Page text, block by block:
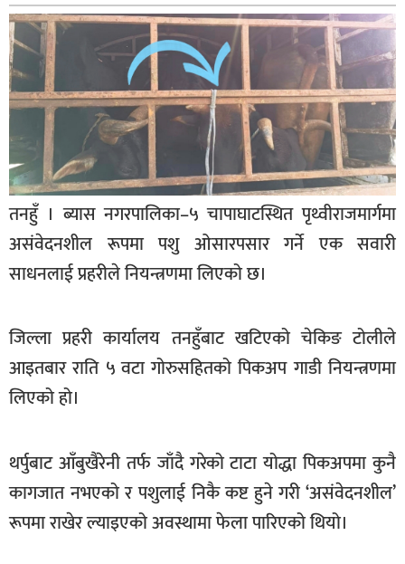
भिडियो
बिशेष
भिडियो
पत्रपत्रिका
खेलकुद
बिश्व
अचम्म
दुनिया
कुराकानी
जीवनशैली
सूचना-
प्रवधि
तनहुँ । ब्यास नगरपालिका–५ चापाघाटस्थित पृथ्वीराजमार्गमा
असंवेदनशील रूपमा पशु ओसारपसार गर्ने एक सवारी
साधनलाई प्रहरीले नियन्त्रणमा लिएको छ।
जिल्ला प्रहरी कार्यालय तनहुँबाट खटिएको चेकिङ टोलीले
आइतबार राति ५ वटा गोरुसहितको पिकअप गाडी नियन्त्रणमा
लिएको हो।
थर्पुबाट आँबुखैरेनी तर्फ जाँदै गरेको टाटा योद्धा पिकअपमा कुनै
कागजात नभएको र पशुलाई निकै कष्ट हुने गरी ‘असंवेदनशील’
रूपमा राखेर ल्याइएको अवस्थामा फेला पारिएको थियो।